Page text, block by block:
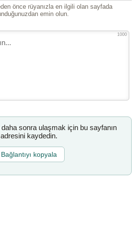
önce rüyanızla en ilgili olan sayfada
emin olun.
1000
sonra ulaşmak için bu sayfanın
adresini kaydedin.
Bağlantıyı kopyala